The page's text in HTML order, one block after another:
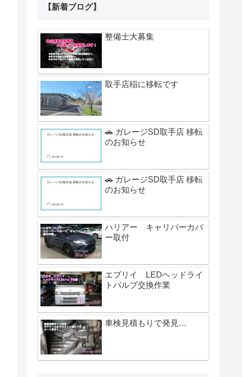
【新着ブログ】
整備士大募集
取手店稲に移転です
🚗 ガレージSD取手店 移転
のお知らせ
🚗 ガレージSD取手店 移転
のお知らせ
ハリアー キャリパーカバ
ー取付
エブリイ LEDヘッドライ
トバルブ交換作業
車検見積もりで発見…